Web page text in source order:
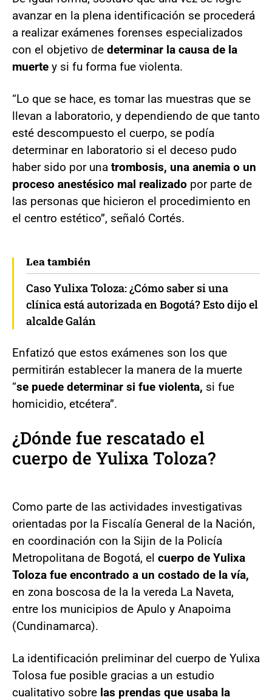
avanzar en la plena identificación se procederá
a realizar exámenes forenses especializados
con el objetivo de determinar la causa de la
muerte y si fu forma fue violenta.
“Lo que se hace, es tomar las muestras que se
llevan a laboratorio, y dependiendo de que tanto
esté descompuesto el cuerpo, se podía
determinar en laboratorio si el deceso pudo
haber sido por una trombosis, una anemia o un
proceso anestésico mal realizado por parte de
las personas que hicieron el procedimiento en
el centro estético”, señaló Cortés.
Lea también
Caso Yulixa Toloza: ¿Cómo saber si una
clínica está autorizada en Bogotá? Esto dijo el
alcalde Galán
Enfatizó que estos exámenes son los que
permitirán establecer la manera de la muerte
“se puede determinar si fue violenta, si fue
homicidio, etcétera”.
¿Dónde fue rescatado el
cuerpo de Yulixa Toloza?
Como parte de las actividades investigativas
orientadas por la Fiscalía General de la Nación,
en coordinación con la Sijin de la Policía
Metropolitana de Bogotá, el cuerpo de Yulixa
Toloza fue encontrado a un costado de la vía,
en zona boscosa de la la vereda La Naveta,
entre los municipios de Apulo y Anapoima
(Cundinamarca).
La identificación preliminar del cuerpo de Yulixa
Tolosa fue posible gracias a un estudio
cualitativo sobre las prendas que usaba la